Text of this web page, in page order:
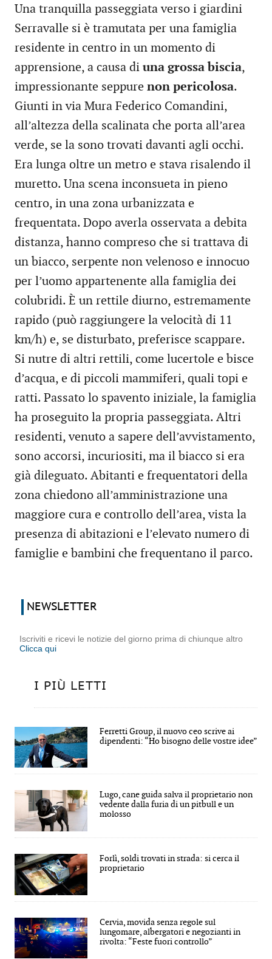
Una tranquilla passeggiata verso i giardini
Serravalle si è tramutata per una famiglia
residente in centro in un momento di
apprensione, a causa di una grossa biscia,
impressionante seppure non pericolosa.
Giunti in via Mura Federico Comandini,
all’altezza della scalinata che porta all’area
verde, se la sono trovati davanti agli occhi.
Era lunga oltre un metro e stava risalendo il
muretto. Una scena inconsueta in pieno
centro, in una zona urbanizzata e
frequentata. Dopo averla osservata a debita
distanza, hanno compreso che si trattava di
un biacco, serpente non velenoso e innocuo
per l’uomo appartenente alla famiglia dei
colubridi. È un rettile diurno, estremamente
rapido (può raggiungere la velocità di 11
km/h) e, se disturbato, preferisce scappare.
Si nutre di altri rettili, come lucertole e bisce
d’acqua, e di piccoli mammiferi, quali topi e
ratti. Passato lo spavento iniziale, la famiglia
ha proseguito la propria passeggiata. Altri
residenti, venuto a sapere dell’avvistamento,
sono accorsi, incuriositi, ma il biacco si era
già dileguato. Abitanti e frequentatori della
zona chiedono all’amministrazione una
maggiore cura e controllo dell’area, vista la
presenza di abitazioni e l’elevato numero di
famiglie e bambini che frequentano il parco.
NEWSLETTER
Iscriviti e ricevi le notizie del giorno prima di chiunque altro
Clicca qui
I PIÙ LETTI
Ferretti Group, il nuovo ceo scrive ai
dipendenti: “Ho bisogno delle vostre idee”
Lugo, cane guida salva il proprietario non
vedente dalla furia di un pitbull e un
molosso
Forlì, soldi trovati in strada: si cerca il
proprietario
Cervia, movida senza regole sul
lungomare, albergatori e negozianti in
rivolta: “Feste fuori controllo”